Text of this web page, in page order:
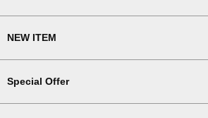
NEW ITEM
Special Offer